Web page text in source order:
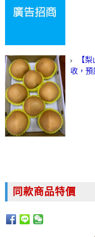
【
收，
同款商品特價